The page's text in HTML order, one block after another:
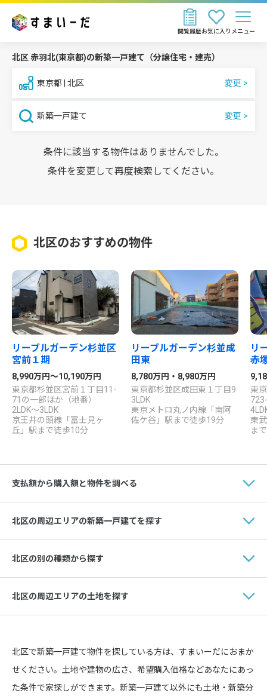
お気に入り
閲覧履歴 メニュー
北区 赤羽北(東京都)の新築一戸建て（分譲住宅・建売）
東京都 | 北区
新築一戸建て
条件に該当する物件はありませんでした。
条件を変更して再度検索してください。
北区のおすすめの物件
リーブルガーデン杉並区
宮前１期
8,990万円～10,190万円
東京都杉並区宮前１丁目11-
71の一部ほか（地番）
2LDK～3LDK
京王井の頭線「富士見ヶ
丘」駅まで徒歩10分
リーブルガーデン杉並成
田東
8,780万円・8,980万円
東京都杉並区成田東１丁目9
3LDK
東京メトロ丸ノ内線「南阿
佐ケ谷」駅まで徒歩19分
リ
赤
東
東
ま
支払額から購入額と物件を調べる
北区の周辺エリアの新築一戸建てを探す
北区の別の種類から探す
北区の周辺エリアの土地を探す
北区で新築一戸建て物件を探している方は、すまいーだにおまか
せください。土地や建物の広さ、希望購入価格などあなたにあっ
た条件で家探しができます。新築一戸建て以外にも土地・新築分